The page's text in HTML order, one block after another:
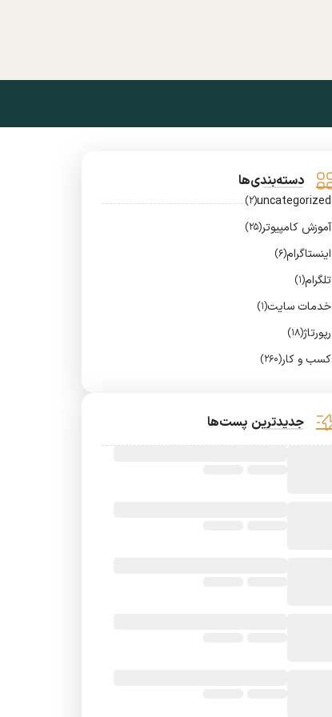
دسته‌بندی‌ها
uncategorized
(2)
آموزش کامپیوتر(25)
اینستاگرام(6)
تلگرام(1)
خدمات سایت(1)
رپورتاژ(18)
کسب و کار(260)
جدیدترین پست‌ها